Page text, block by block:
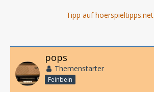
Tipp auf hoerspieltipps.net
pops
Themenstarter
Feinbein